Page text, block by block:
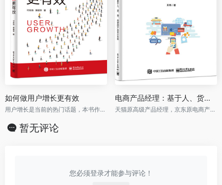
如何做用户增长更有效
用户增长是当前的热门话题，本书作者是快手高级产品经理，深度剖析了用户获取、提高留存率，并给出用户增长模型和大量实战案例
电商产品经理：基于人、货、场、内容的产品设计攻略
天猫原高级产品经理，京东原电商产品经理力作！从人、货、场、内容角度阐述电商产品设计，作者有平台型电商和自营电商大厂多年经验
暂无评论
您必须登录才能参与评论！